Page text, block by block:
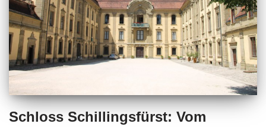
Schloss Schillingsfürst: Vom